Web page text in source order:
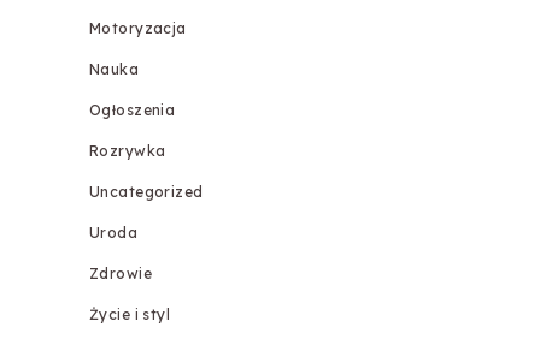
Motoryzacja
Nauka
Ogłoszenia
Rozrywka
Uncategorized
Uroda
Zdrowie
Życie i styl